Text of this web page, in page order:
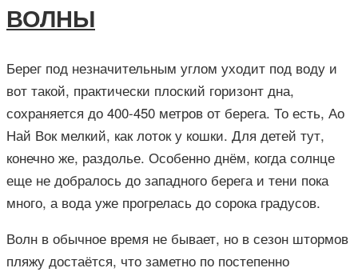
ВОЛНЫ
Берег под незначительным углом уходит под воду и
вот такой, практически плоский горизонт дна,
сохраняется до 400-450 метров от берега. То есть, Ао
Най Вок мелкий, как лоток у кошки. Для детей тут,
конечно же, раздолье. Особенно днём, когда солнце
еще не добралось до западного берега и тени пока
много, а вода уже прогрелась до сорока градусов.
Волн в обычное время не бывает, но в сезон штормов
пляжу достаётся, что заметно по постепенно